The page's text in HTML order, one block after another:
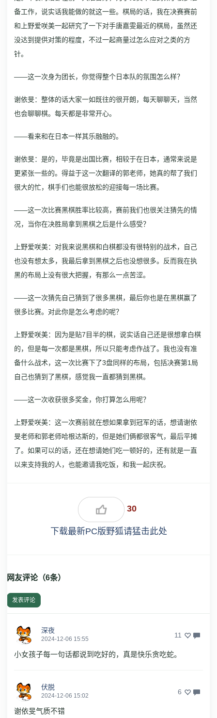
备工作，说实话我能做的就这一些。 棋局的话，我在决赛赛前
和上野爱咲美一起研究了一下对手唐嘉雯最近的棋局，虽然还
没达到提供对策的程度，不过一起商量过怎么应对之类的方
针。
——这一次身为团长，你觉得整个日本队的氛围怎么样？
谢依旻：整体的话大家一如既往的很开朗，每天聊聊天，当然
也会聊聊棋。每天都是非常开心。
——看来和在日本一样其乐融融的。
谢依旻：是的，毕竟是出国比赛，相较于在日本，通常来说是
更紧张一些的。得益于这一次翻译的郭老师，她真的帮了我们
很大的忙，棋手们也能很放松的迎接每一场比赛。
——这一次比赛黑棋胜率比较高，赛前我们也很关注猜先的情
况，当你在决胜局拿到黑棋之后是什么感受？
上野爱咲美：对我来说黑棋和白棋都没有很特别的战术，自己
也没有想太多，我最后拿到黑棋之后也没想很多。反而我在执
黑的布局上没有很大把握，有那么一点苦涩。
——这一次猜先自己猜到了很多黑棋，最后你也是在黑棋赢了
很多比赛。对此你是怎么考虑的呢？
上野爱咲美：因为是贴7目半的棋，说实话自己还是很想拿白棋
的，但是每一次都是黑棋，所以只能考虑作战了。我也没有准
备什么战术，这一次比赛下了3盘同样的布局，包括决赛第1局
自己也猜到了黑棋，感觉我一直都猜到黑棋。
——这一次收获很多奖金，你打算怎么用呢？
上野爱咲美：这一次赛前就在想如果拿到冠军的话，想请谢依
旻老师和郭老师哈根达斯的，但是她们俩都很客气，最后平摊
了。如果可以的话，还在想请她们吃一顿好的，还有就是一直
以来支持我的人，也能邀请我吃饭，和我一起庆祝。
30
下载最新PC版野狐请猛击此处
网友评论（6条）
发表评论
深夜
2024-12-06 15:55 11
小女孩子每一句话都说到吃好的，真是快乐贪吃蛇。
伏脱
2024-12-06 15:02 6
谢依旻气质不错